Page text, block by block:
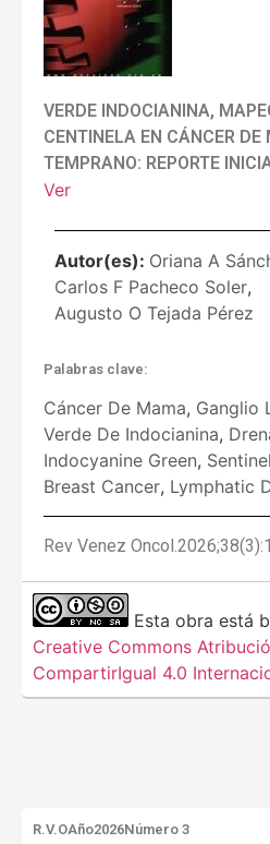
VERDE INDOCIANINA,
CENTINELA EN CÁNCER
TEMPRANO: REPORTE
Ver
Autor(es): Oriana A
Carlos F Pacheco Soler,
Augusto O Tejada Pérez
Palabras clave:
Cáncer De Mama, Ganglio
Verde De Indocianina,
Indocyanine Green,
Breast Cancer, Lymphatic
Rev Venez
Esta obra está
Creative Commons
CompartirIgual 4.0
R.V.OAño2026Número 3